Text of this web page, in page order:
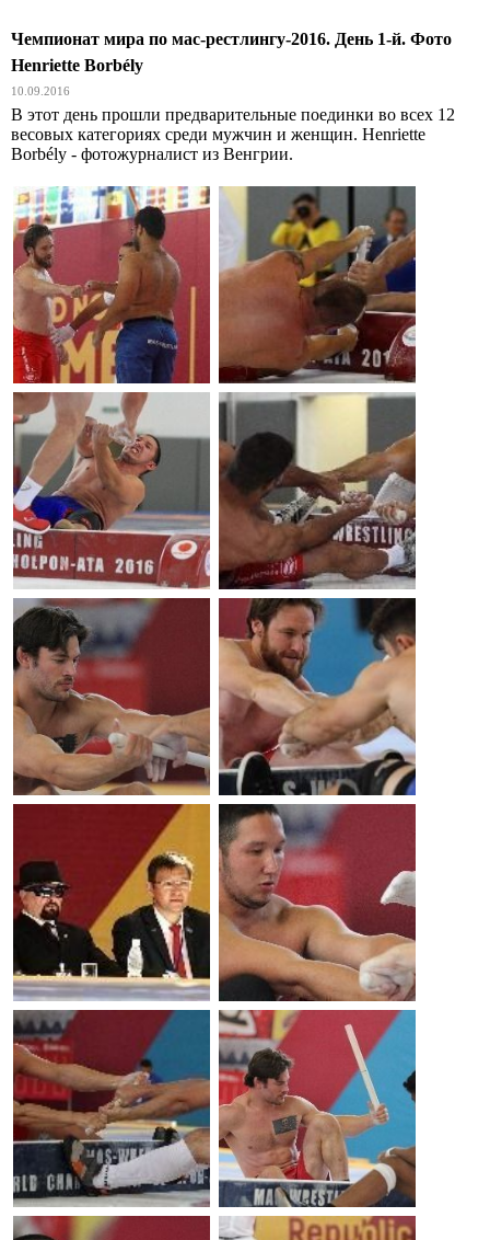
Чемпионат мира по мас-рестлингу-2016. День 1-й. Фото
Henriette Borbély
10.09.2016
В этот день прошли предварительные поединки во всех 12
весовых категориях среди мужчин и женщин. Henriette
Borbély - фотожурналист из Венгрии.